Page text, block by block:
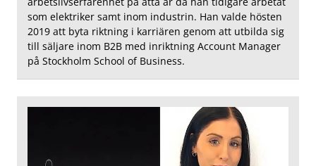
som elektriker samt inom industrin. Han valde hösten
2019 att byta riktning i karriären genom att utbilda sig
till säljare inom B2B med inriktning Account Manager
på Stockholm School of Business.